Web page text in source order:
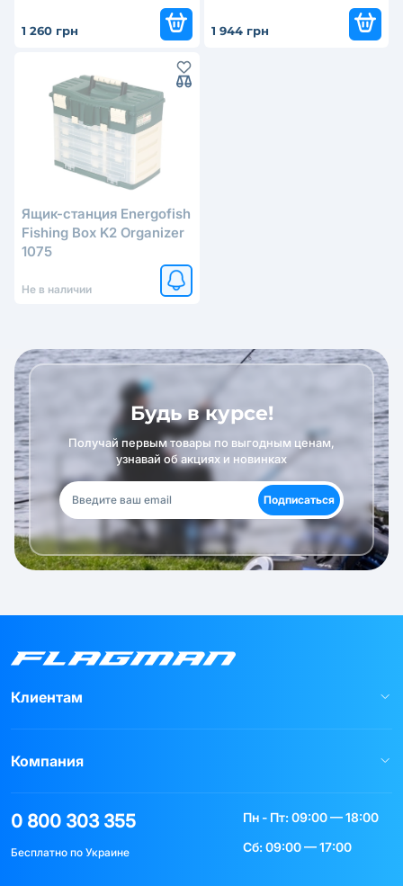
1 260 грн 1 944 грн
Ящик-станция Energofish
Fishing Box K2 Organizer
1075
Не в наличии
Будь в курсе!
Получай первым товары по выгодным ценам,
узнавай об акциях и новинках
Подписаться
Клиентам
Компания
0 800 303 355
Бесплатно по Украине
Пн - Пт: 09:00 — 18:00
Сб: 09:00 — 17:00